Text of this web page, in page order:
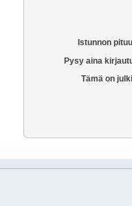
Istunnon
Pysy aina
Tämä on